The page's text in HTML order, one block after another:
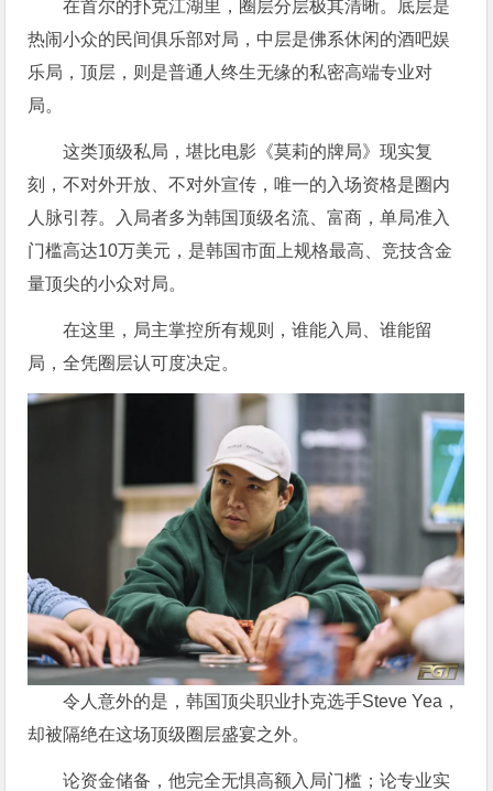
在首尔的扑克江湖里，圈层分层极其清晰。底层是
热闹小众的民间俱乐部对局，中层是佛系休闲的酒吧娱
乐局，顶层，则是普通人终生无缘的私密高端专业对
局。
这类顶级私局，堪比电影《莫莉的牌局》现实复
刻，不对外开放、不对外宣传，唯一的入场资格是圈内
人脉引荐。入局者多为韩国顶级名流、富商，单局准入
门槛高达10万美元，是韩国市面上规格最高、竞技含金
量顶尖的小众对局。
在这里，局主掌控所有规则，谁能入局、谁能留
局，全凭圈层认可度决定。
令人意外的是，韩国顶尖职业扑克选手Steve Yea，
却被隔绝在这场顶级圈层盛宴之外。
论资金储备，他完全无惧高额入局门槛；论专业实